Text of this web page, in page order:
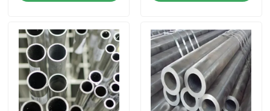
Over ons
Fabriekstocht